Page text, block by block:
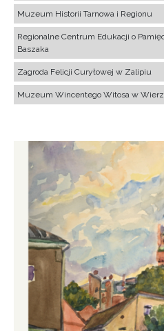
Muzeum Historii Tarnowa i Regionu
Regionalne Centrum Edukacji o
Baszaka
Zagroda Felicji Curyłowej w Zalipiu
Muzeum Wincentego Witosa w